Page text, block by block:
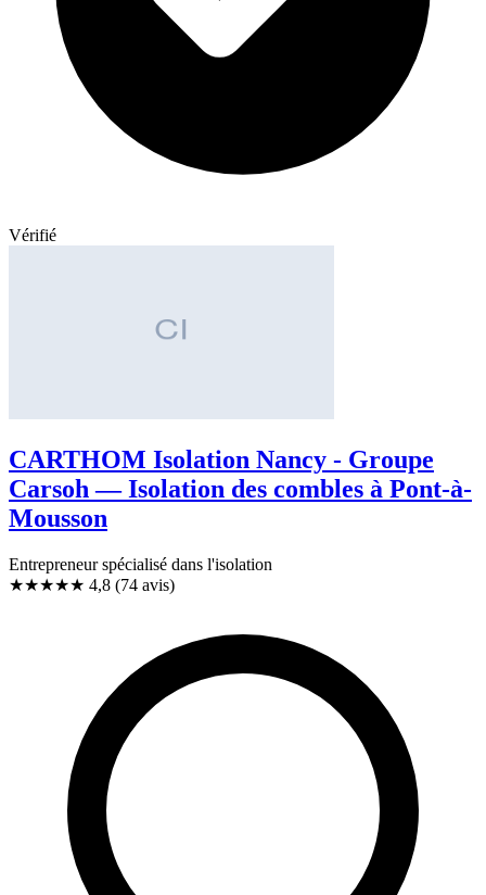
Vérifié
CARTHOM Isolation Nancy - Groupe
Carsoh — Isolation des combles à Pont-à-
Mousson
Entrepreneur spécialisé dans l'isolation
★★★★★ 4,8 (74 avis)